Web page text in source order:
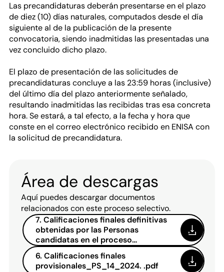
Las precandidaturas deberán presentarse en el plazo
de diez (10) días naturales, computados desde el día
siguiente al de la publicación de la presente
convocatoria, siendo inadmitidas las presentadas una
vez concluido dicho plazo.
El plazo de presentación de las solicitudes de
precandidaturas concluye a las 23:59 horas (inclusive)
del último día del plazo anteriormente señalado,
resultando inadmitidas las recibidas tras esa concreta
hora. Se estará, a tal efecto, a la fecha y hora que
conste en el correo electrónico recibido en ENISA con
la solicitud de precandidatura.
Área de descargas
Aquí puedes descargar documentos
relacionados con este proceso selectivo.
7. Calificaciones finales definitivas
obtenidas por las Personas
candidatas en el proceso
selectivo.pdf
6. Calificaciones finales
provisionales_PS_14_2024. .pdf